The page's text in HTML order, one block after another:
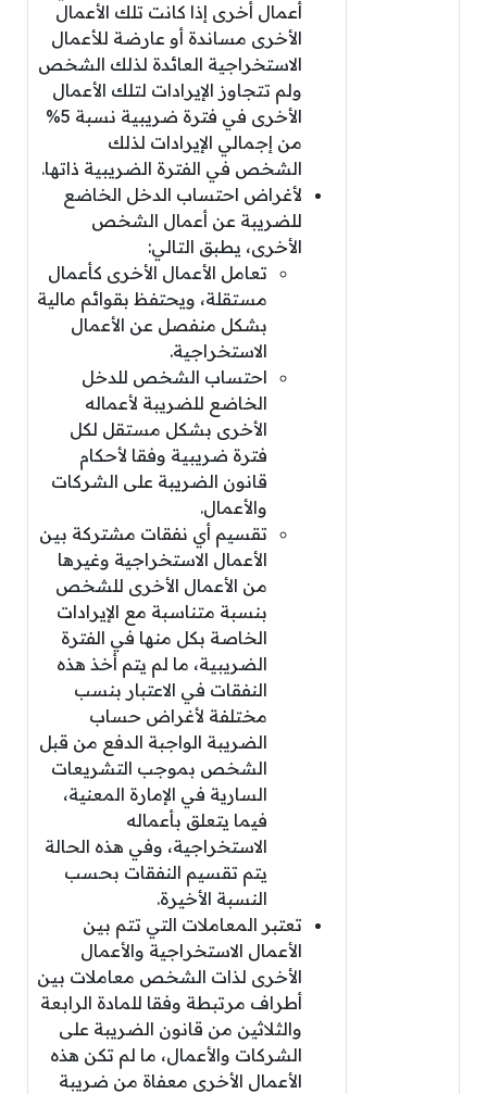
أعمال أخرى إذا كانت تلك الأعمال
الأخرى مساندة أو عارضة للأعمال
الاستخراجية العائدة لذلك الشخص
ولم تتجاوز الإيرادات لتلك الأعمال
الأخرى في فترة ضريبية نسبة 5%
من إجمالي الإيرادات لذلك
الشخص في الفترة الضريبية ذاتها.
لأغراض احتساب الدخل الخاضع
للضريبة عن أعمال الشخص
الأخرى، يطبق التالي:
تعامل الأعمال الأخرى كأعمال
مستقلة، ويحتفظ بقوائم مالية
بشكل منفصل عن الأعمال
الاستخراجية.
احتساب الشخص للدخل
الخاضع للضريبة لأعماله
الأخرى بشكل مستقل لكل
فترة ضريبية وفقا لأحكام
قانون الضريبة على الشركات
والأعمال.
تقسيم أي نفقات مشتركة بين
الأعمال الاستخراجية وغيرها
من الأعمال الأخرى للشخص
بنسبة متناسبة مع الإيرادات
الخاصة بكل منها في الفترة
الضريبية، ما لم يتم أخذ هذه
النفقات في الاعتبار بنسب
مختلفة لأغراض حساب
الضريبة الواجبة الدفع من قبل
الشخص بموجب التشريعات
السارية في الإمارة المعنية،
فيما يتعلق بأعماله
الاستخراجية، وفي هذه الحالة
يتم تقسيم النفقات بحسب
النسبة الأخيرة.
تعتبر المعاملات التي تتم بين
الأعمال الاستخراجية والأعمال
الأخرى لذات الشخص معاملات بين
أطراف مرتبطة وفقا للمادة الرابعة
والثلاثين من قانون الضريبة على
الشركات والأعمال، ما لم تكن هذه
الأعمال الأخرى معفاة من ضريبة